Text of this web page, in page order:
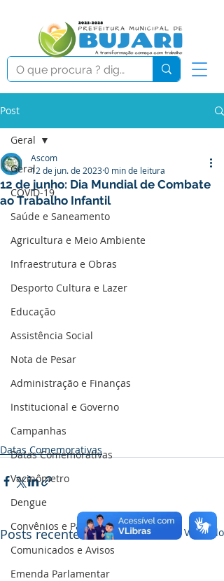
Post
Geral
COVID-19
Saúde e Saneamento
Agricultura e Meio Ambiente
Infraestrutura e Obras
Desporto Cultura e Lazer
Educação
Assistência Social
Nota de Pesar
Administração e Finanças
Institucional e Governo
Campanhas
Datas Comemorativas
Vacinômetro
Dengue
Convênios e Parcerias
Comunicados e Avisos
Emenda Parlamentar
Geral
12 de junho: Dia Mundial de Combate
ao Trabalho Infantil
Ascom
12 de jun. de 20230 min de leitura
Datas Comemorativas
Posts recentes Ver tudo